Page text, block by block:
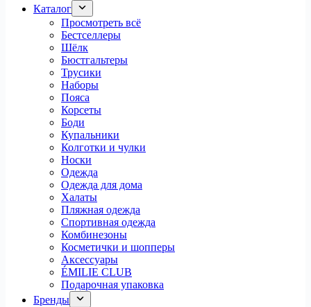
Каталог
Просмотреть всё
Бестселлеры
Шёлк
Бюстгальтеры
Трусики
Наборы
Пояса
Корсеты
Боди
Купальники
Колготки и чулки
Носки
Одежда
Одежда для дома
Халаты
Пляжная одежда
Спортивная одежда
Комбинезоны
Косметички и шопперы
Аксессуары
ÉMILIE CLUB
Подарочная упаковка
Бренды